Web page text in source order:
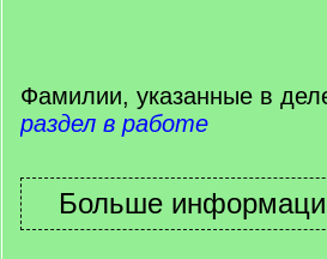
Фамилии, указанные в
раздел в работе